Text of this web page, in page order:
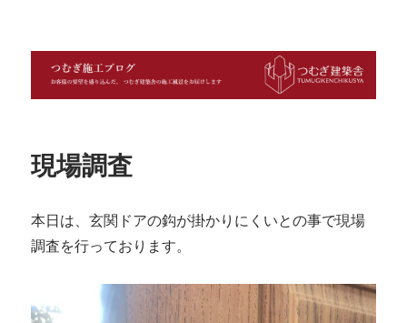
つむぎ施工ブログ
現場調査
本日は、玄関ドアの鈎が掛かりにくいとの事で現場
調査を行っております。